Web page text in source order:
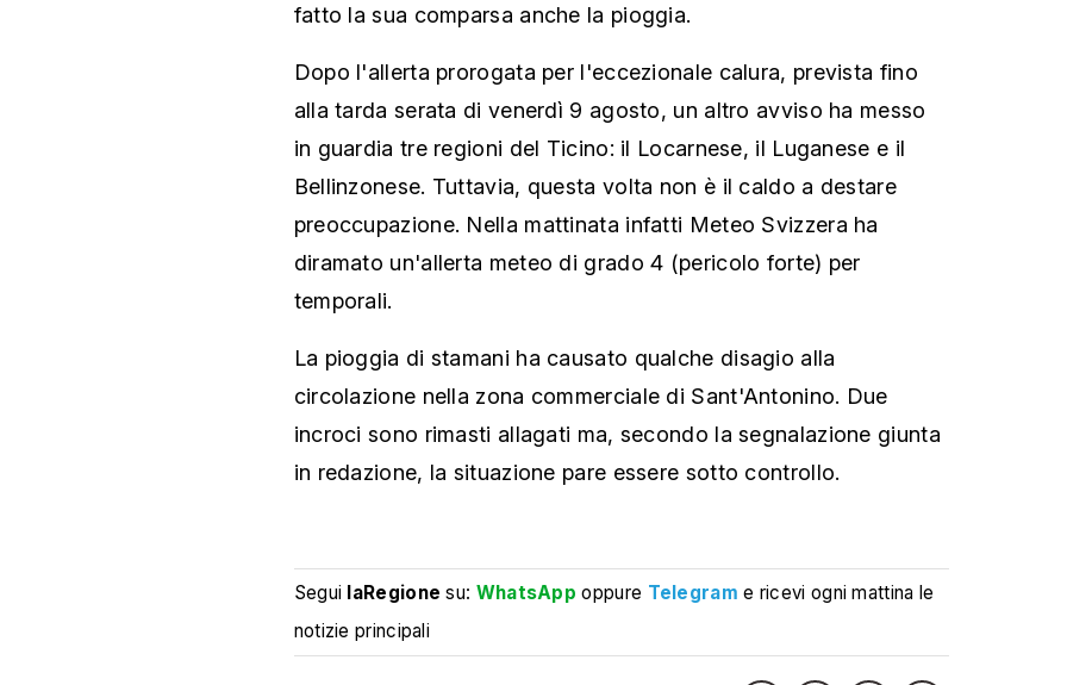
fatto la sua comparsa anche la pioggia.
Dopo l'allerta prorogata per l'eccezionale calura, prevista fino
alla tarda serata di venerdì 9 agosto, un altro avviso ha messo
in guardia tre regioni del Ticino: il Locarnese, il Luganese e il
Bellinzonese. Tuttavia, questa volta non è il caldo a destare
preoccupazione. Nella mattinata infatti Meteo Svizzera ha
diramato un'allerta meteo di grado 4 (pericolo forte) per
temporali.
La pioggia di stamani ha causato qualche disagio alla
circolazione nella zona commerciale di Sant'Antonino. Due
incroci sono rimasti allagati ma, secondo la segnalazione giunta
in redazione, la situazione pare essere sotto controllo.
Segui laRegione su: WhatsApp oppure Telegram e ricevi ogni mattina le
notizie principali